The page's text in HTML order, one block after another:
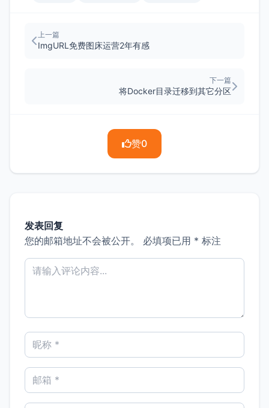
上一篇
ImgURL免费图床运营2年有感
下一篇
将Docker目录迁移到其它分区
赞0
发表回复
您的邮箱地址不会被公开。
必填项已用 * 标注